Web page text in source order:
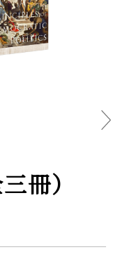
冊）